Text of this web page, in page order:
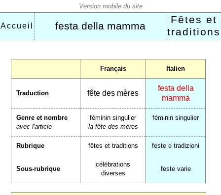
Accueil festa della mamma
Fêtes et
traditions
Français Italien
Traduction fête des mères
festa della
mamma
Genre et nombre
avec l'article
féminin singulier
la fête des mères
féminin singulier
Rubrique fêtes et traditions feste e tradizioni
Sous-rubrique
célébrations
diverses
feste varie